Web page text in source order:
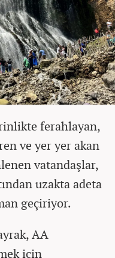
ferahlayan,
ve yer yer akan
vatandaşlar,
uzakta adeta
geçiriyor.
AA
için